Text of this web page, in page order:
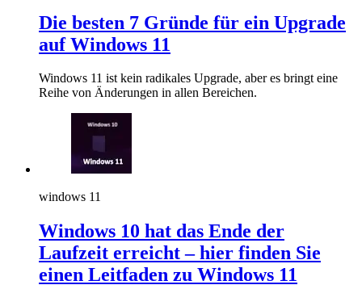
Die besten 7 Gründe für ein Upgrade
auf Windows 11
Windows 11 ist kein radikales Upgrade, aber es bringt eine
Reihe von Änderungen in allen Bereichen.
windows 11
Windows 10 hat das Ende der
Laufzeit erreicht – hier finden Sie
einen Leitfaden zu Windows 11